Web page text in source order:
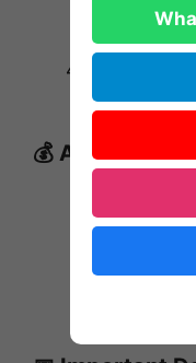
ఉంటుంది.
Final Merit
మార్కుల
💰 Application
General /
SC / ST /
Payment